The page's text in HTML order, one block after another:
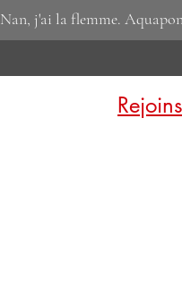
Nan, j'ai la flemme.